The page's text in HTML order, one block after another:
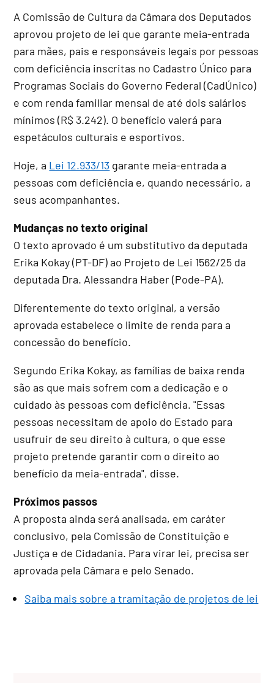
A Comissão de Cultura da Câmara dos Deputados
aprovou projeto de lei que garante meia-entrada
para mães, pais e responsáveis legais por pessoas
com deficiência inscritas no Cadastro Único para
Programas Sociais do Governo Federal (CadÚnico)
e com renda familiar mensal de até dois salários
mínimos (R$ 3.242). O benefício valerá para
espetáculos culturais e esportivos.
Hoje, a Lei 12.933/13 garante meia-entrada a
pessoas com deficiência e, quando necessário, a
seus acompanhantes.
Mudanças no texto original
O texto aprovado é um substitutivo da deputada
Erika Kokay (PT-DF) ao Projeto de Lei 1562/25 da
deputada Dra. Alessandra Haber (Pode-PA).
Diferentemente do texto original, a versão
aprovada estabelece o limite de renda para a
concessão do benefício.
Segundo Erika Kokay, as famílias de baixa renda
são as que mais sofrem com a dedicação e o
cuidado às pessoas com deficiência. "Essas
pessoas necessitam de apoio do Estado para
usufruir de seu direito à cultura, o que esse
projeto pretende garantir com o direito ao
benefício da meia-entrada", disse.
Próximos passos
A proposta ainda será analisada, em caráter
conclusivo, pela Comissão de Constituição e
Justiça e de Cidadania. Para virar lei, precisa ser
aprovada pela Câmara e pelo Senado.
Saiba mais sobre a tramitação de projetos de lei